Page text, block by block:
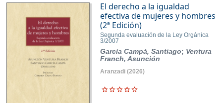
El derecho a la igualdad
efectiva de mujeres y hombres
(2ª Edición)
Segunda evaluación de la Ley Orgánica
3/2007
García Campá, Santiago; Ventura
Franch, Asunción
Aranzadi(2026)